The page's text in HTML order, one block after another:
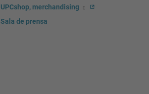
UPCshop, merchandising
Sala de prensa